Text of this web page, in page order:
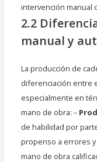
intervención manual
2.2
manual y
La producción de
diferenciación entre
especialmente en
mano de obra: –
de habilidad por
propenso a errores
mano de obra